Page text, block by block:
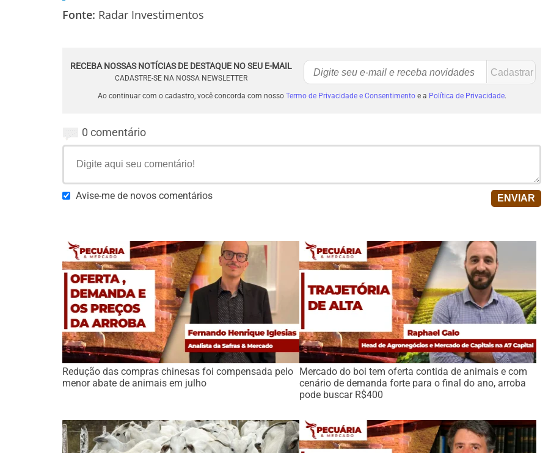
Fonte: Radar Investimentos
RECEBA NOSSAS NOTÍCIAS DE DESTAQUE NO SEU E-MAIL
CADASTRE-SE NA NOSSA NEWSLETTER
Ao continuar com o cadastro, você concorda com nosso Termo de Privacidade e Consentimentoe a Política de Privacidade.
0 comentário
Avise-me de novos comentários
Redução das compras chinesas foi compensada pelo
menor abate de animais em julho
Mercado do boi tem oferta contida de animais e com
cenário de demanda forte para o final do ano, arroba
pode buscar R$400